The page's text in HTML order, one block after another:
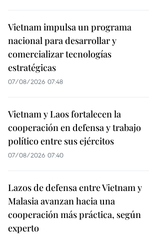
Vietnam impulsa un programa
nacional para desarrollar y
comercializar tecnologías
estratégicas
07/08/2026 07:48
Vietnam y Laos fortalecen la
cooperación en defensa y trabajo
político entre sus ejércitos
07/08/2026 07:40
Lazos de defensa entre Vietnam y
Malasia avanzan hacia una
cooperación más práctica, según
experto